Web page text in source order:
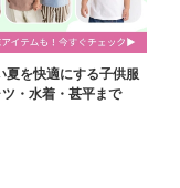
夏を快適にする子供服
・水着・甚平まで